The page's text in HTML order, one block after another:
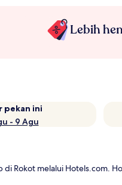
Lebih
pekan ini
- 9 Agu
Rokot melalui Hotels.com.